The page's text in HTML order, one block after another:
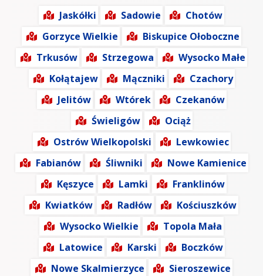
Jaskółki Sadowie
Chotów
Gorzyce Wielkie
Biskupice Ołoboczne
Trkusów
Strzegowa
Wysocko Małe
Kołątajew
Mączniki
Czachory
Jelitów
Wtórek
Czekanów
Świeligów
Ociąż
Ostrów Wielkopolski
Lewkowiec
Fabianów
Śliwniki
Nowe Kamienice
Kęszyce
Lamki
Franklinów
Kwiatków
Radłów
Kościuszków
Wysocko Wielkie
Topola Mała
Latowice
Karski
Boczków
Nowe Skalmierzyce
Sieroszewice